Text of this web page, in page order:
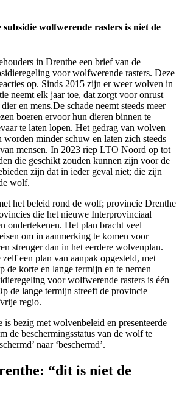
wolfwerende rasters is niet de
in Drenthe een brief van de
voor wolfwerende rasters. Deze
op. Sinds 2015 zijn er weer wolven in
neemt elk jaar toe, dat zorgt voor onrust
en mens.De schade neemt steeds meer
boeren ervoor hun dieren binnen te
te laten lopen. Het gedrag van wolven
minder schuw en laten zich steeds
mensen. In 2023 riep LTO Noord op tot
die geschikt zouden kunnen zijn voor de
zijn dat in ieder geval niet; die zijn
wolf.
het beleid rond de wolf; provincie Drenthe
die het nieuwe Interprovinciaal
ondertekenen. Het plan bracht veel
om in aanmerking te komen voor
strenger dan in het eerdere wolvenplan.
een plan van aanpak opgesteld, met
de korte en lange termijn en te nemen
voor wolfwerende rasters is één
de lange termijn streeft de provincie
regio.
bezig met wolvenbeleid en presenteerde
de beschermingsstatus van de wolf te
naar ‘beschermd’.
“dit is niet de